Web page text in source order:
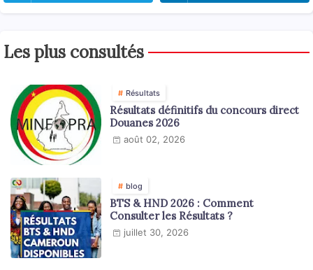
Les plus consultés
Résultats
Résultats définitifs du concours direct
Douanes 2026
août 02, 2026
blog
BTS & HND 2026 : Comment
Consulter les Résultats ?
juillet 30, 2026